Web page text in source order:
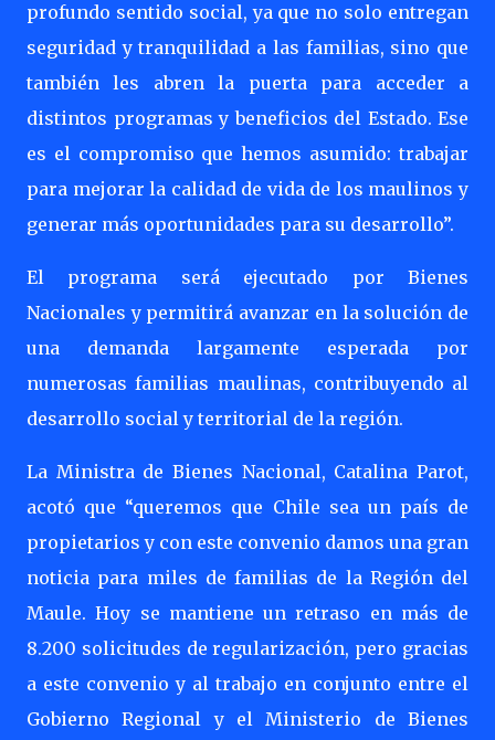
profundo sentido social, ya que no solo entregan
seguridad y tranquilidad a las familias, sino que
también les abren la puerta para acceder a
distintos programas y beneficios del Estado. Ese
es el compromiso que hemos asumido: trabajar
para mejorar la calidad de vida de los maulinos y
generar más oportunidades para su desarrollo”.
El programa será ejecutado por Bienes
Nacionales y permitirá avanzar en la solución de
una demanda largamente esperada por
numerosas familias maulinas, contribuyendo al
desarrollo social y territorial de la región.
La Ministra de Bienes Nacional, Catalina Parot,
acotó que “queremos que Chile sea un país de
propietarios y con este convenio damos una gran
noticia para miles de familias de la Región del
Maule. Hoy se mantiene un retraso en más de
8.200 solicitudes de regularización, pero gracias
a este convenio y al trabajo en conjunto entre el
Gobierno Regional y el Ministerio de Bienes